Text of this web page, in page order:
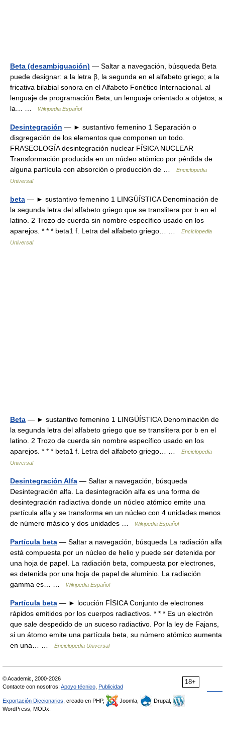
Beta (desambiguación) — Saltar a navegación, búsqueda Beta
puede designar: a la letra β, la segunda en el alfabeto griego; a la
fricativa bilabial sonora en el Alfabeto Fonético Internacional. al
lenguaje de programación Beta, un lenguaje orientado a objetos; a
la… …
Wikipedia Español
Desintegración — ► sustantivo femenino 1 Separación o
disgregación de los elementos que componen un todo.
FRASEOLOGÍA desintegración nuclear FÍSICA NUCLEAR
Transformación producida en un núcleo atómico por pérdida de
alguna partícula con absorción o producción de …
Enciclopedia
Universal
beta — ► sustantivo femenino 1 LINGÜÍSTICA Denominación de
la segunda letra del alfabeto griego que se translitera por b en el
latino. 2 Trozo de cuerda sin nombre específico usado en los
aparejos. * * * beta1 f. Letra del alfabeto griego… …
Enciclopedia
Universal
Beta — ► sustantivo femenino 1 LINGÜÍSTICA Denominación de
la segunda letra del alfabeto griego que se translitera por b en el
latino. 2 Trozo de cuerda sin nombre específico usado en los
aparejos. * * * beta1 f. Letra del alfabeto griego… …
Enciclopedia
Universal
Desintegración Alfa — Saltar a navegación, búsqueda
Desintegración alfa. La desintegración alfa es una forma de
desintegración radiactiva donde un núcleo atómico emite una
partícula alfa y se transforma en un núcleo con 4 unidades menos
de número másico y dos unidades …
Wikipedia Español
Partícula beta — Saltar a navegación, búsqueda La radiación alfa
está compuesta por un núcleo de helio y puede ser detenida por
una hoja de papel. La radiación beta, compuesta por electrones,
es detenida por una hoja de papel de aluminio. La radiación
gamma es… …
Wikipedia Español
Partícula beta — ► locución FÍSICA Conjunto de electrones
rápidos emitidos por los cuerpos radiactivos. * * * Es un electrón
que sale despedido de un suceso radiactivo. Por la ley de Fajans,
si un átomo emite una partícula beta, su número atómico aumenta
en una… …
Enciclopedia Universal
18+
© Academic, 2000-2026
Contacte con nosotros: Apoyo técnico Publicidad
Exportación Diccionarios , creado en PHP, Joomla,
Drupal,
WordPress, MODx.